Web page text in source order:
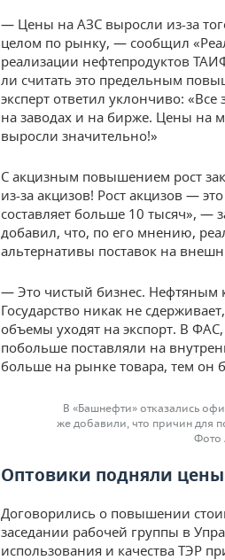
— Цены на АЗС выросли из-за
целом по рынку, — сообщил
реализации нефтепродуктов
ли считать это предельным
эксперт ответил уклончиво:
на заводах и на бирже. Цены на
выросли значительно!»
С акцизным повышением рост
из-за акцизов! Рост акцизов —
составляет больше 10 тысяч»,
добавил, что, по его мнению,
альтернативы поставок на
— Это чистый бизнес. Нефтяным
Государство никак не
объемы уходят на экспорт. В
побольше поставляли на
больше на рынке товара, тем он
В «Башнефти» отказались
же добавили, что причин для
Фото
Оптовики подняли
Договорились о повышении
заседании рабочей группы в
использования и качества ТЭР